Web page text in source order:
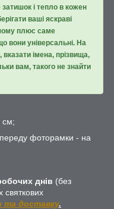
затишок і тепло в кожен
ваші яскраві
плюс саме
вони універсальні. На
імена, прізвища,
вам, такого не знайти
см;
фоторамки - на
днів (без
святкових
та доставку.